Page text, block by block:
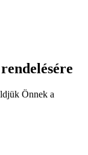
Önnek a